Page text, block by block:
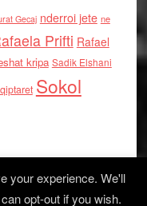
Gecaj nderroi jete ne
Prifti Rafael
kripa Sadik Elshani
Sokol
your experience. We'll
opt-out if you wish.